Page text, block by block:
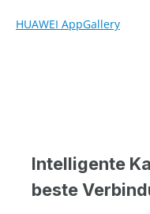
HUAWEI AppGallery
Intelligente
beste